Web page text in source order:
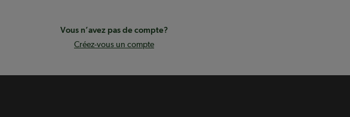
Vous n’avez pas de compte?
Créez-vous un compte